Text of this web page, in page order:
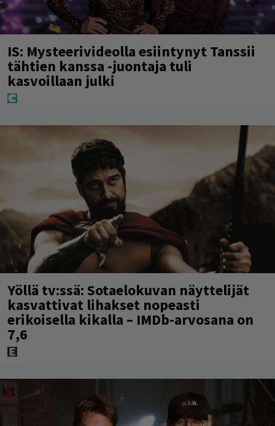
IS: Mysteerivideolla esiintynyt Tanssii
tähtien kanssa -juontaja tuli
kasvoillaan julki
Yöllä tv:ssä: Sotaelokuvan näyttelijät
kasvattivat lihakset nopeasti
erikoisella kikalla – IMDb-arvosana on
7,6